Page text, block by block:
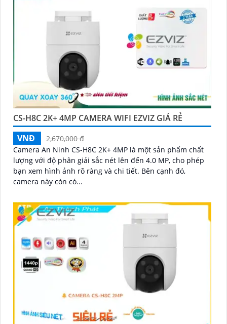
CS-H8C 2K+ 4MP CAMERA WIFI EZVIZ GIÁ RẺ
VNĐ
2,670,000 ₫
Camera An Ninh CS-H8C 2K+ 4MP là một sản phẩm chất
lượng với độ phân giải sắc nét lên đến 4.0 MP, cho phép
bạn xem hình ảnh rõ ràng và chi tiết. Bên cạnh đó,
camera này còn có...